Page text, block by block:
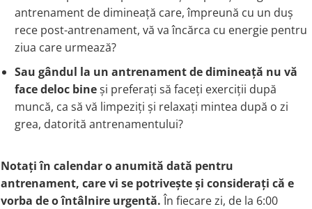
antrenament de dimineață care, împreună cu un duș
rece post-antrenament, vă va încărca cu energie pentru
ziua care urmează?
Sau gândul la un antrenament de dimineață nu vă
face deloc bineși preferați să faceți exerciții după
muncă, ca să vă limpeziți și relaxați mintea după o zi
grea, datorită antrenamentului?
Notați în calendar o anumită dată pentru
antrenament, care vi se potrivește și considerați că e
vorba de o întâlnire urgentă.În fiecare zi, de la 6:00